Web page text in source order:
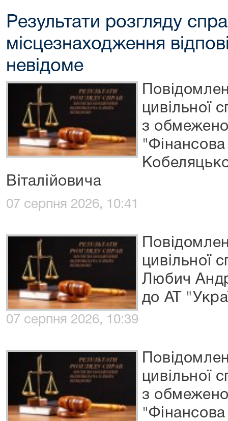
Результати розгляду
місцезнаходження
невідоме
цивільної
з
Віталійовича
07 серпня 2026, 10:41
цивільної
Любич
до АТ
07 серпня 2026, 10:39
цивільної
з